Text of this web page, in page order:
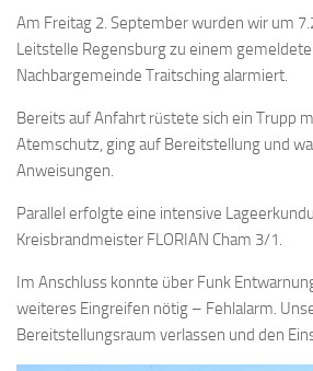
Am Freitag 2. September wurden wir um
Leitstelle Regensburg zu einem
Nachbargemeinde Traitsching alarmiert.
Bereits auf Anfahrt rüstete sich ein Trupp
Atemschutz, ging auf Bereitstellung und
Anweisungen.
Parallel erfolgte eine intensive
Kreisbrandmeister FLORIAN Cham 3/1.
Im Anschluss konnte über Funk
weiteres Eingreifen nötig – Fehlalarm.
Bereitstellungsraum verlassen und den